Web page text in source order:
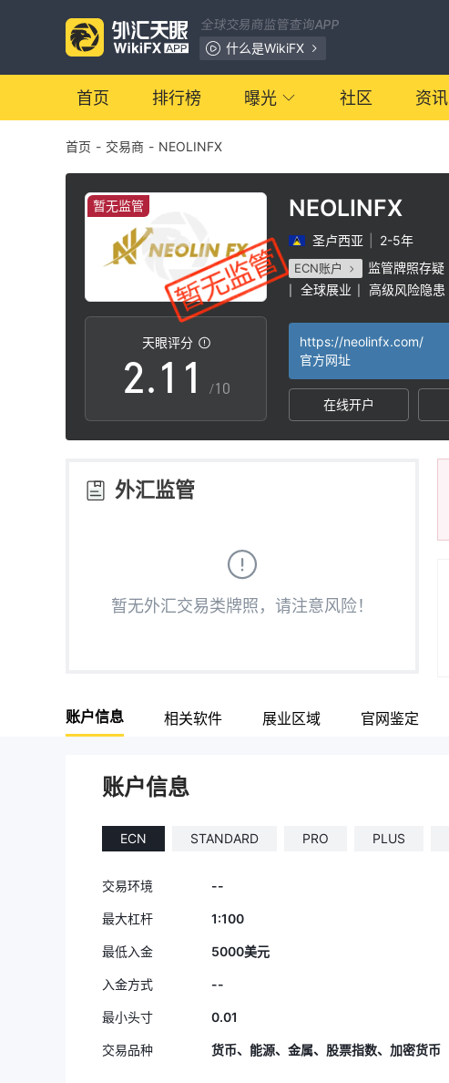
全球交易商监管查询APP
什么是WikiFX
首页 排行榜 曝光 社区 资讯
首页 - 交易商 - NEOLINFX
暂无监管
天眼评分
0
1
2
3
4
6
9
.
0
1
2
3
5
9
0
1
2
3
5
9
/10
NEOLINFX
圣卢西亚 2-5年
ECN账户 监管牌照存疑
全球展业 高级风险隐患
https://neolinfx.com/
官方网址
在线开户
外汇监管
暂无外汇交易类牌照，请注意风险！
账户信息 相关软件 展业区域 官网鉴定
账户信息
ECN STANDARD PRO PLUS
交易环境 --
最大杠杆 1:100
最低入金 5000美元
入金方式 --
最小头寸 0.01
交易品种 货币、能源、金属、股票指数、加密货币